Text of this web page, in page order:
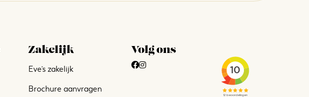
Zakelijk
Eve’s zakelijk
Brochure aanvragen
Volg ons